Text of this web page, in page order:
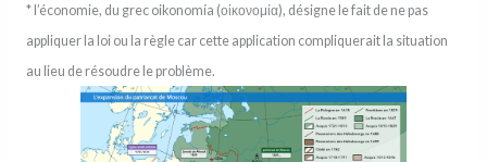
* l’économie, du grec oikonomía (οἰκονομία), désigne le fait de ne pas
appliquer la loi ou la règle car cette application compliquerait la situation
au lieu de résoudre le problème.